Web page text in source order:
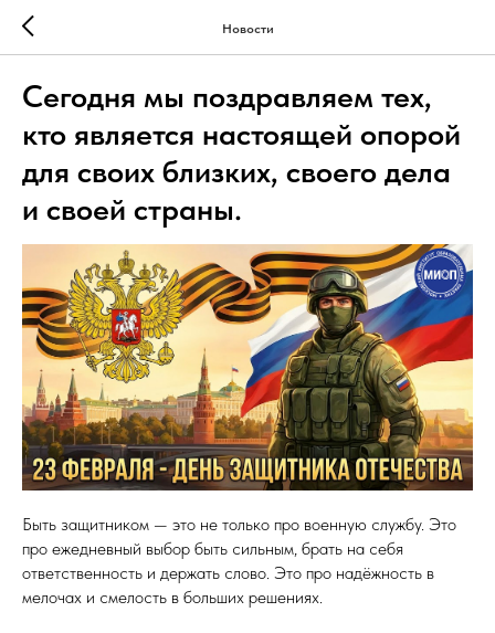
Новости
Сегодня мы поздравляем тех,
кто является настоящей опорой
для своих близких, своего дела
и своей страны.
Быть защитником — это не только про военную службу. Это
про ежедневный выбор быть сильным, брать на себя
ответственность и держать слово. Это про надёжность в
мелочах и смелость в больших решениях.